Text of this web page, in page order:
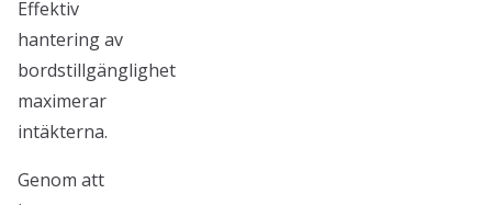
Effektiv
hantering av
bordstillgänglighet
maximerar
intäkterna.
Genom att